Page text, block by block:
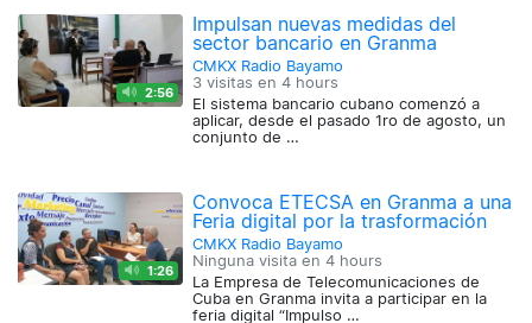
2:56
Impulsan nuevas medidas del
sector bancario en Granma
CMKX Radio Bayamo
3 visitas en4 hours
El sistema bancario cubano comenzó a
aplicar, desde el pasado 1ro de agosto, un
conjunto de …
1:26
Convoca ETECSA en Granma a una
Feria digital por la trasformación
CMKX Radio Bayamo
Ninguna visita en4 hours
La Empresa de Telecomunicaciones de
Cuba en Granma invita a participar en la
feria digital “Impulso …